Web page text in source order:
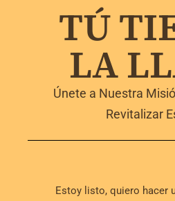
TÚ
LA
Únete a Nuestra
Revitalizar
Estoy listo, quiero hacer